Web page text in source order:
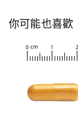
你可能也喜歡